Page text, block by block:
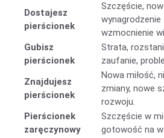
Dostajesz
pierścionek
Szczęście,
wynagrodzenie
wzmocnienie
Gubisz
pierścionek
Strata,
zaufanie,
Znajdujesz
pierścionek
Nowa miłość,
zmiany, nowe
rozwoju.
Pierścionek
zaręczynowy
Szczęście w
gotowość na